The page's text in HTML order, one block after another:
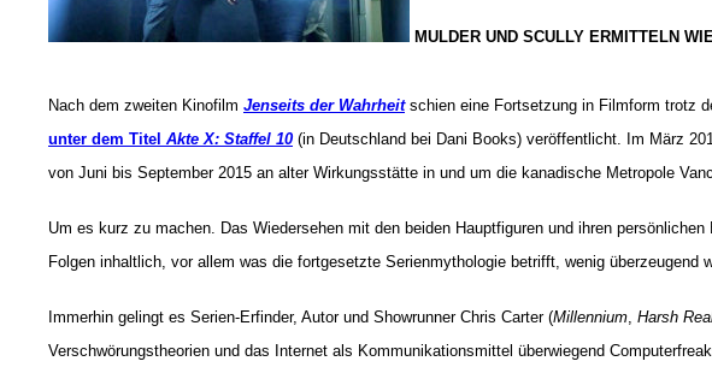
MULDER UND SCULLY ERMITTELN
Nach dem zweiten Kinofilm Jenseits der Wahrheitschien eine Fortsetzung in Filmform trotz
unter dem Titel Akte X: Staffel 10 (in Deutschland bei Dani Books) veröffentlicht. Im März
von Juni bis September 2015 an alter Wirkungsstätte in und um die kanadische Metropole
Um es kurz zu machen. Das Wiedersehen mit den beiden Hauptfiguren und ihren
Folgen inhaltlich, vor allem was die fortgesetzte Serienmythologie betrifft, wenig überzeugend
Immerhin gelingt es Serien-Erfinder, Autor und Showrunner Chris Carter (Millennium Harsh
Verschwörungstheorien und das Internet als Kommunikationsmittel überwiegend